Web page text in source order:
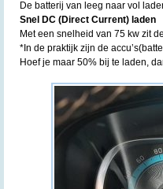
De batterij van leeg naar vol
Snel DC (Direct Current) laden
Met een snelheid van 75 kw zit
*In de praktijk zijn de
Hoef je maar 50% bij te laden,